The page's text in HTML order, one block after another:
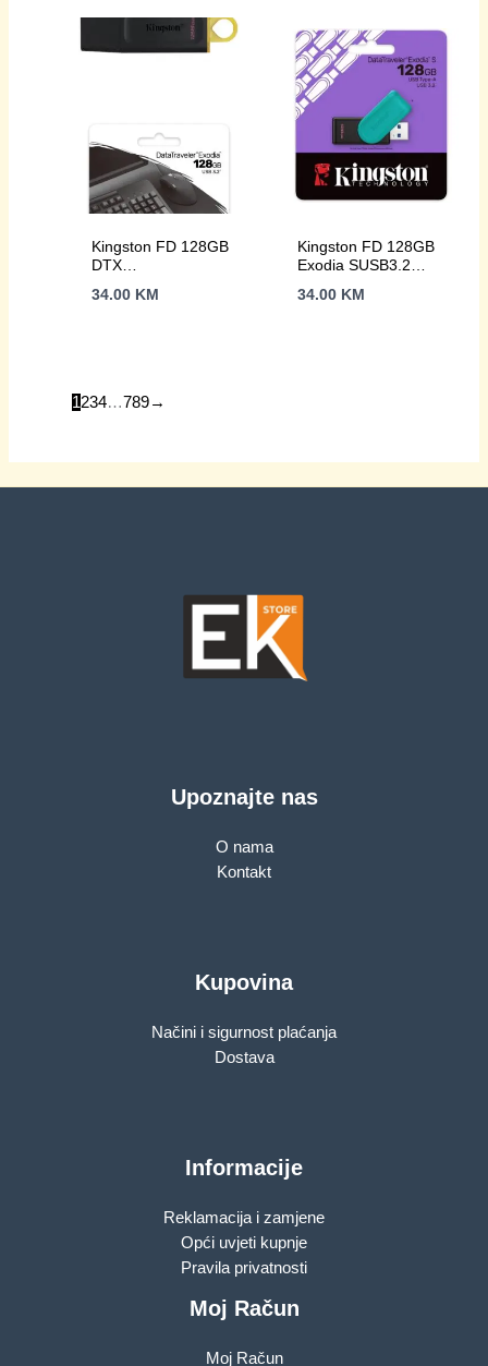
Kingston FD 128GB
DTX
Exodia
34.00 KM
Kingston FD 128GB
Exodia SUSB3.2
S
34.00 KM
1234…789→
Upoznajte nas
O nama
Kontakt
Kupovina
Načini i sigurnost plaćanja
Dostava
Informacije
Reklamacija i zamjene
Opći uvjeti kupnje
Pravila privatnosti
Moj Račun
Moj Račun